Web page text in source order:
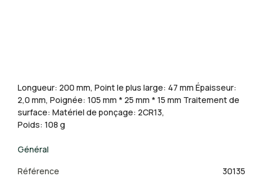
Longueur: 200 mm, Point le plus large: 47 mm Épaisseur:
2,0 mm, Poignée: 105 mm * 25 mm * 15 mm Traitement de
surface: Matériel de ponçage: 2CR13,
Poids: 108 g
Général
Référence
30135